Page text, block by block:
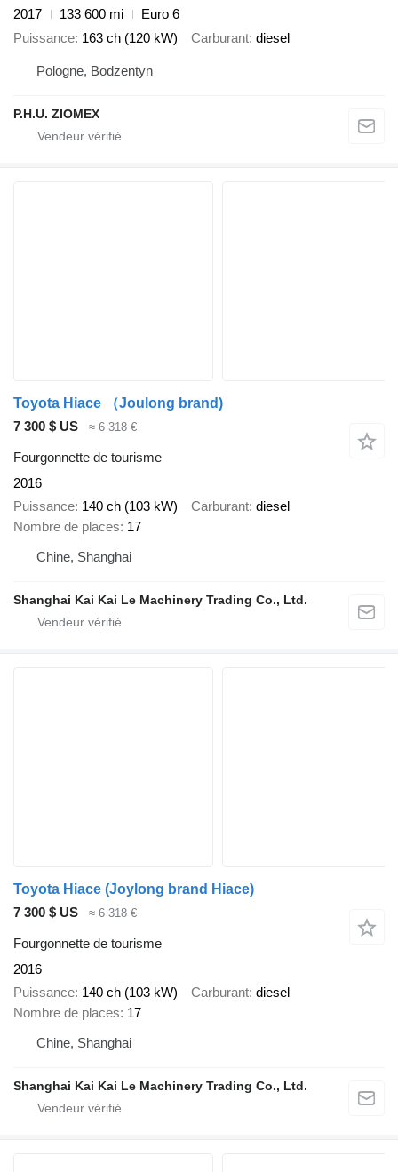
2017 133 600 mi
Euro 6
Puissance 163 ch (120 kW) Carburant diesel
Pologne, Bodzentyn
P.H.U. ZIOMEX
Toyota Hiace （Joulong brand)
7 300 $ US
≈ 6 318 €
Fourgonnette de tourisme
2016
Puissance 140 ch (103 kW) Carburant diesel
Nombre de places 17
Chine, Shanghai
Shanghai Kai Kai Le Machinery Trading Co., Ltd.
Toyota Hiace (Joylong brand Hiace)
7 300 $ US
≈ 6 318 €
Fourgonnette de tourisme
2016
Puissance 140 ch (103 kW) Carburant diesel
Nombre de places 17
Chine, Shanghai
Shanghai Kai Kai Le Machinery Trading Co., Ltd.